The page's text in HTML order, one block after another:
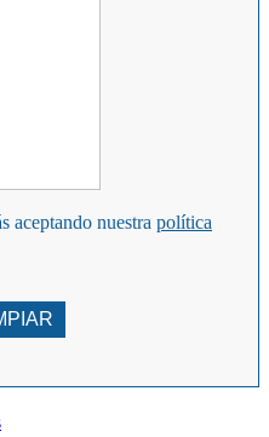
aceptando nuestra política